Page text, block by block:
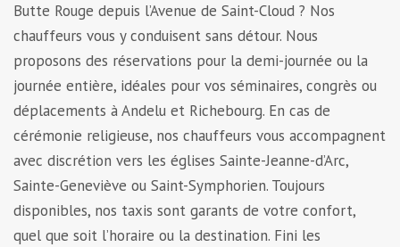
Butte Rouge depuis l’Avenue de Saint-Cloud ? Nos
chauffeurs vous y conduisent sans détour. Nous
proposons des réservations pour la demi-journée ou la
journée entière, idéales pour vos séminaires, congrès ou
déplacements à Andelu et Richebourg. En cas de
cérémonie religieuse, nos chauffeurs vous accompagnent
avec discrétion vers les églises Sainte-Jeanne-d’Arc,
Sainte-Geneviève ou Saint-Symphorien. Toujours
disponibles, nos taxis sont garants de votre confort,
quel que soit l’horaire ou la destination. Fini les